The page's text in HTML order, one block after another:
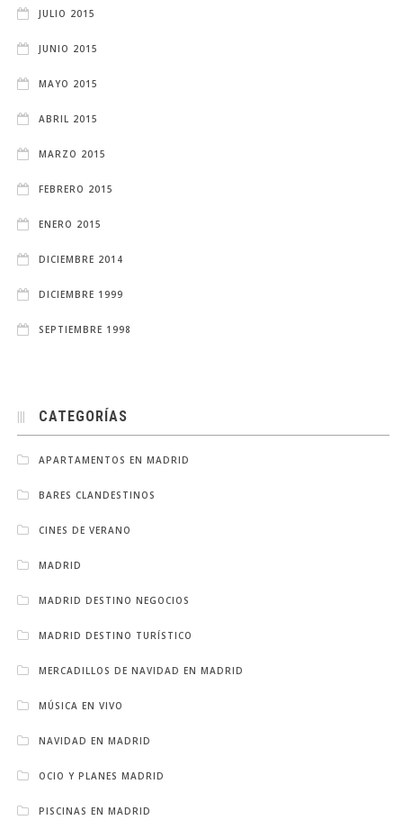
JULIO 2015
JUNIO 2015
MAYO 2015
ABRIL 2015
MARZO 2015
FEBRERO 2015
ENERO 2015
DICIEMBRE 2014
DICIEMBRE 1999
SEPTIEMBRE 1998
CATEGORÍAS
APARTAMENTOS EN MADRID
BARES CLANDESTINOS
CINES DE VERANO
MADRID
MADRID DESTINO NEGOCIOS
MADRID DESTINO TURÍSTICO
MERCADILLOS DE NAVIDAD EN MADRID
MÚSICA EN VIVO
NAVIDAD EN MADRID
OCIO Y PLANES MADRID
PISCINAS EN MADRID